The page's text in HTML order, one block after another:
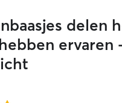
delen
ervaren